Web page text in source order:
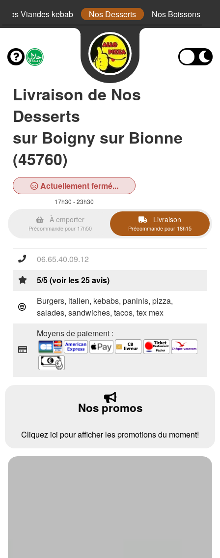
Nos Viandes kebab Nos Desserts Nos Boissons
Livraison de Nos
Desserts
sur Boigny sur Bionne
(45760)
Actuellement fermé...
17h30 - 23h30
À emporter
Précommande pour 17h50
Livraison
Précommande pour 18h15
06.65.40.09.12
5/5 (voir les 25 avis)
Burgers, italien, kebabs, paninis, pizza,
salades, sandwiches, tacos, tex mex
Moyens de paiement :
Nos promos
Cliquez ici pour afficher les promotions du moment!